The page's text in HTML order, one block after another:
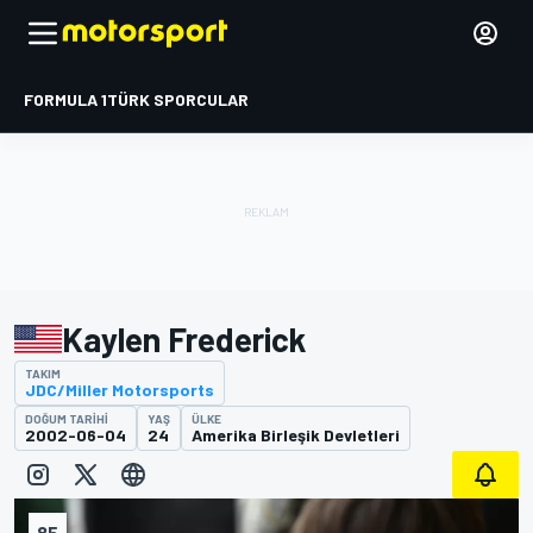
FORMULA 1TÜRK SPORCULAR
Kaylen Frederick
TAKIM
JDC/Miller Motorsports
DOĞUM TARIHI
2002-06-04
YAŞ
24
ÜLKE
Amerika Birleşik Devletleri